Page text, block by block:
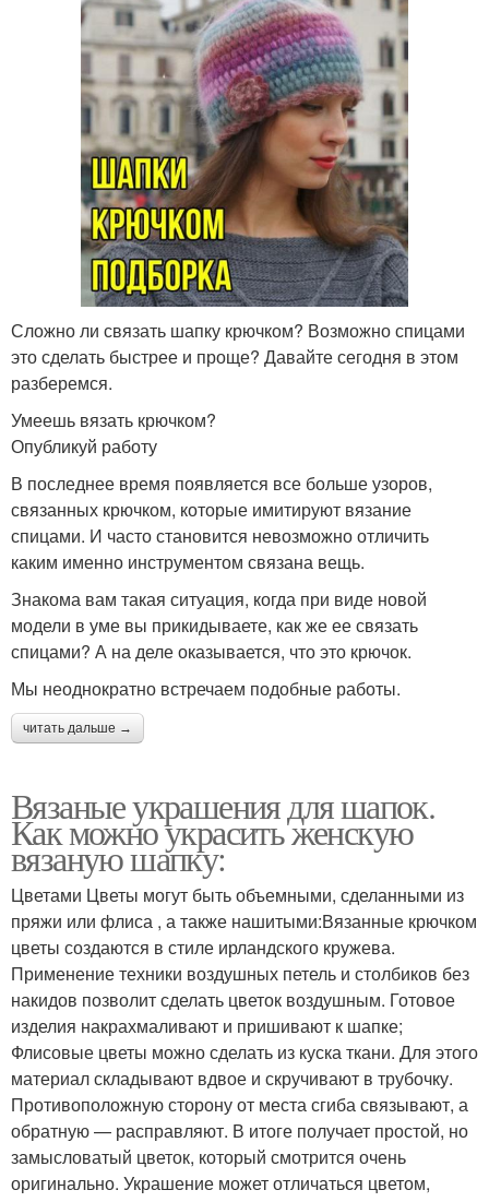
Сложно ли связать шапку крючком? Возможно спицами
это сделать быстрее и проще? Давайте сегодня в этом
разберемся.
Умеешь вязать крючком?
Опубликуй работу
В последнее время появляется все больше узоров,
связанных крючком, которые имитируют вязание
спицами. И часто становится невозможно отличить
каким именно инструментом связана вещь.
Знакома вам такая ситуация, когда при виде новой
модели в уме вы прикидываете, как же ее связать
спицами? А на деле оказывается, что это крючок.
Мы неоднократно встречаем подобные работы.
читать дальше →
Вязаные украшения для шапок.
Как можно украсить женскую
вязаную шапку:
Цветами Цветы могут быть объемными, сделанными из
пряжи или флиса , а также нашитыми:Вязанные крючком
цветы создаются в стиле ирландского кружева.
Применение техники воздушных петель и столбиков без
накидов позволит сделать цветок воздушным. Готовое
изделия накрахмаливают и пришивают к шапке;
Флисовые цветы можно сделать из куска ткани. Для этого
материал складывают вдвое и скручивают в трубочку.
Противоположную сторону от места сгиба связывают, а
обратную — расправляют. В итоге получает простой, но
замысловатый цветок, который смотрится очень
оригинально. Украшение может отличаться цветом,